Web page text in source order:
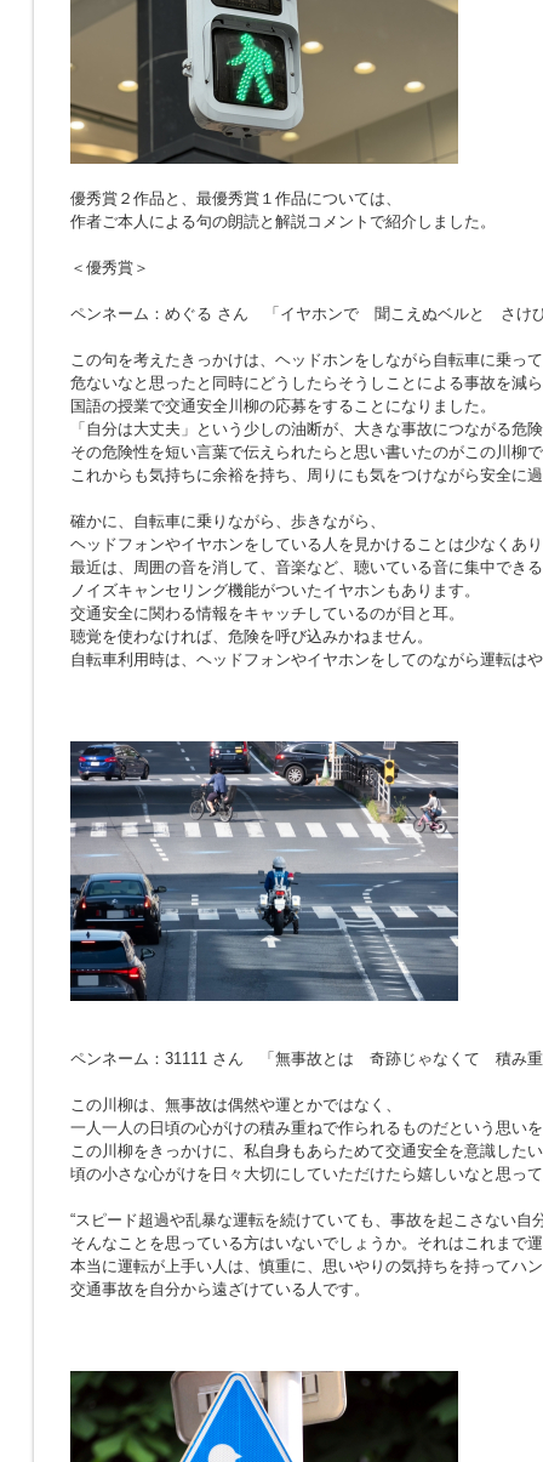
優秀賞２作品と、最優秀賞１作品については、
作者ご本人による句の朗読と解説コメントで紹介しました。
＜優秀賞＞
ペンネーム：めぐる さん 「イヤホンで 聞こえぬベルと さけ
この句を考えたきっかけは、ヘッドホンをしながら自転車に乗っ
危ないなと思ったと同時にどうしたらそうしことによる事故を減
国語の授業で交通安全川柳の応募をすることになりました。
「自分は大丈夫」という少しの油断が、大きな事故につながる危
その危険性を短い言葉で伝えられたらと思い書いたのがこの川柳
これからも気持ちに余裕を持ち、周りにも気をつけながら安全に
確かに、自転車に乗りながら、歩きながら、
ヘッドフォンやイヤホンをしている人を見かけることは少なくあ
最近は、周囲の音を消して、音楽など、聴いている音に集中できる
ノイズキャンセリング機能がついたイヤホンもあります。
交通安全に関わる情報をキャッチしているのが目と耳。
聴覚を使わなければ、危険を呼び込みかねません。
自転車利用時は、ヘッドフォンやイヤホンをしてのながら運転は
ペンネーム：31111 さん 「無事故とは 奇跡じゃなくて 積み
この川柳は、無事故は偶然や運とかではなく、
一人一人の日頃の心がけの積み重ねで作られるものだという思い
この川柳をきっかけに、私自身もあらためて交通安全を意識した
頃の小さな心がけを日々大切にしていただけたら嬉しいなと思っ
“スピード超過や乱暴な運転を続けていても、事故を起こさない自
そんなことを思っている方はいないでしょうか。それはこれまで
本当に運転が上手い人は、慎重に、思いやりの気持ちを持ってハ
交通事故を自分から遠ざけている人です。